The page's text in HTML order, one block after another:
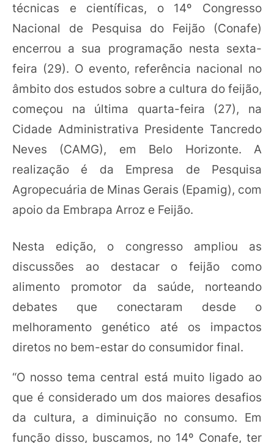
técnicas e científicas, o 14º Congresso
Nacional de Pesquisa do Feijão (Conafe)
encerrou a sua programação nesta sexta-
feira (29). O evento, referência nacional no
âmbito dos estudos sobre a cultura do feijão,
começou na última quarta-feira (27), na
Cidade Administrativa Presidente Tancredo
Neves (CAMG), em Belo Horizonte. A
realização é da Empresa de Pesquisa
Agropecuária de Minas Gerais (Epamig), com
apoio da Embrapa Arroz e Feijão.
Nesta edição, o congresso ampliou as
discussões ao destacar o feijão como
alimento promotor da saúde, norteando
debates que conectaram desde o
melhoramento genético até os impactos
diretos no bem-estar do consumidor final.
“O nosso tema central está muito ligado ao
que é considerado um dos maiores desafios
da cultura, a diminuição no consumo. Em
função disso, buscamos, no 14º Conafe, ter